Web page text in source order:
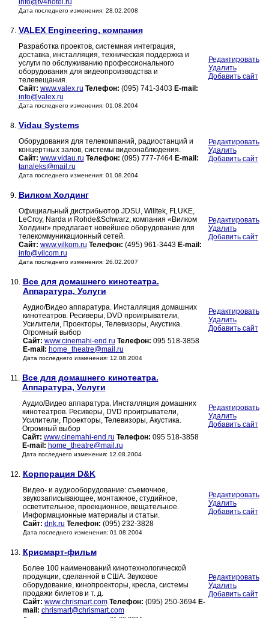
info@tv4hotel.ru
Дата последнего изменения: 28.02.2008
7. VALEX Engineering, компания
Разработка проектов, системная интеграция,
доставка, инсталляция, техническая поддержка и
услуги по обслуживанию профессионального
оборудования для видеопроизводства и
телевещания.
Сайт: www.valex.ru Телефон: (095) 741-3403 E-mail:
info@valex.ru
Дата последнего изменения: 01.08.2004
Редактировать
Удалить
Добавить сайт
8. Vidau Systems
Оборудования для телекомпаний, радиостанций и
концертных залов, системы видеонаблюдения.
Сайт: www.vidau.ru Телефон: (095) 777-7464 E-mail:
tanaleks@mail.ru
Дата последнего изменения: 01.08.2004
Редактировать
Удалить
Добавить сайт
9. Вилком Холдинг
Официальный дистрибьютор JDSU, Willtek, FLUKE,
LeCroy, Narda и Rohde&Schwarz, компания «Вилком
Холдинг» предлагает новейшее оборудование для
телекоммуникационный сетей.
Сайт: www.vilkom.ru Телефон: (495) 961-3443 E-mail:
info@vilcom.ru
Дата последнего изменения: 26.02.2007
Редактировать
Удалить
Добавить сайт
10. Все для домашнего кинотеатра.
Аппаратура, Услуги
Аудио/Видео аппаратура. Инсталляция домашних
кинотеатров. Ресиверы, DVD проигрыватели,
Усилители, Проекторы, Телевизоры, Акустика.
Огромный выбор
Сайт: www.cinemahi-end.ru Телефон: 095 518-3858
E-mail: home_theatre@mail.ru
Дата последнего изменения: 12.08.2004
Редактировать
Удалить
Добавить сайт
11. Все для домашнего кинотеатра.
Аппаратура, Услуги
Аудио/Видео аппаратура. Инсталляция домашних
кинотеатров. Ресиверы, DVD проигрыватели,
Усилители, Проекторы, Телевизоры, Акустика.
Огромный выбор
Сайт: www.cinemahi-end.ru Телефон: 095 518-3858
E-mail: home_theatre@mail.ru
Дата последнего изменения: 12.08.2004
Редактировать
Удалить
Добавить сайт
12. Корпорация D&K
Видео- и аудиооборудование: съемочное,
звукозаписывающее, монтажное, студийное,
осветительное, проекционное, вещательное.
Информационные материалы и статьи.
Сайт: dnk.ru Телефон: (095) 232-3828
Дата последнего изменения: 01.08.2004
Редактировать
Удалить
Добавить сайт
13. Крисмарт-фильм
Более 100 наименований кинотехнологической
продукции, сделанной в США. Звуковое
оборудование, кинопроекторы, кресла, системы
продажи билетов и т. д.
Сайт: www.chrismart.com Телефон: (095) 250-3694 E-
mail: chrismart@chrismart.com
Редактировать
Удалить
Добавить сайт